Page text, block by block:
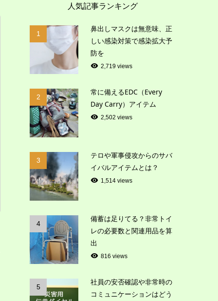
人気記事ランキング
1
鼻出しマスクは無意味、正
しい感染対策で感染拡大予
防を
2,719 views
2
常に備えるEDC（Every
Day Carry）アイテム
2,502 views
3
テロや軍事侵攻からのサバ
イバルアイテムとは？
1,514 views
4
備蓄は足りてる？非常トイ
レの必要数と関連用品を算
出
816 views
5
社員の安否確認や非常時の
コミュニケーションはどう